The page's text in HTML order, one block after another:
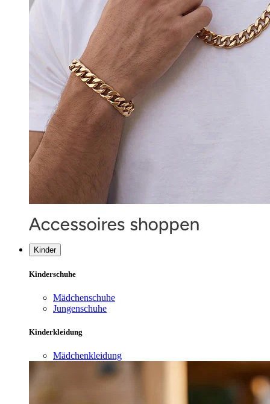
Kinder
Kinderschuhe
Mädchenschuhe
Jungenschuhe
Kinderkleidung
Mädchenkleidung